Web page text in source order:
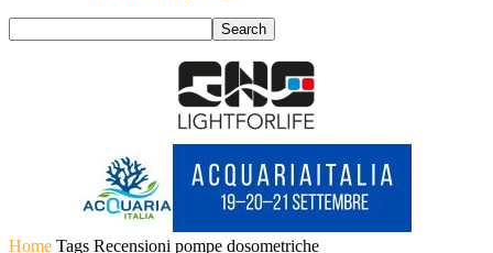
Home Tags Recensioni pompe dosometriche